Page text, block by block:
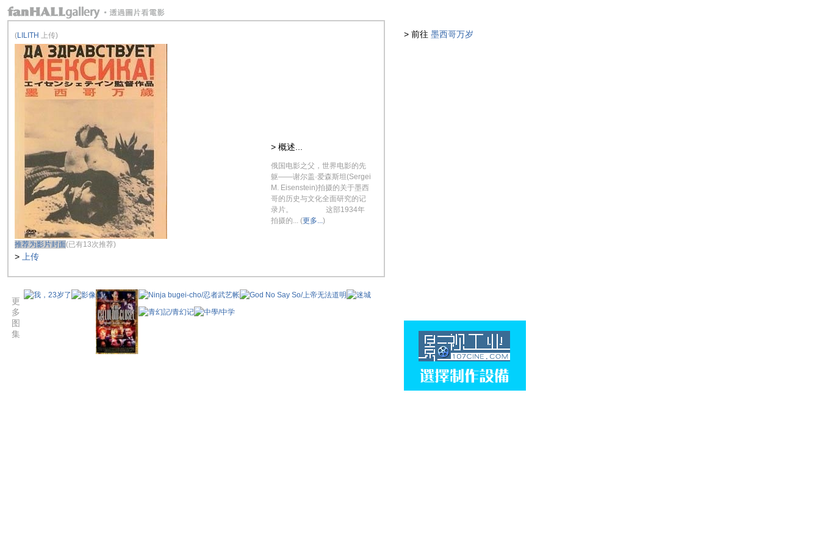
> 前往 墨西哥万岁
> 概述...
俄国电影之父，世界电影的先
躯——谢尔盖·爱森斯坦(Sergei
M. Eisenstein)拍摄的关于墨西
哥的历史与文化全面研究的记
录片。 这部1934年
拍摄的... (更多...)
(LILITH 上传)
推荐为影片封面(已有13次推荐)
> 上传
更
多
图
集